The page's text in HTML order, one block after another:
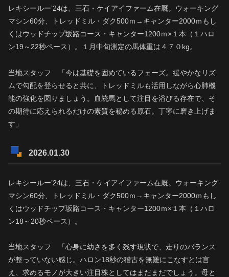
レキシールー’24は、三石・ケイアイファーム在厩。ウォーキング
マシン60分、トレッドミル・ダク500ｍ→キャンター2000ｍもし
くはウッドチップ坂路コース・キャンター1200ｍ×１本（１ハロ
ン19～22秒ペース）。１月中旬測定の馬体重は４７０kg。
当地スタッフ 「今は基礎を固めているフェーズ。緩やかなリズ
ムで勾配を登らせると共に、トレッドミルも活用しながら心肺機
能の強化を図りましょう。血統馬として注目を浴びる存在で、そ
の期待に応えられるだけの素質を秘める原石。丁寧に磨き上げま
す」
2026.01.30
レキシールー’24は、三石・ケイアイファーム在厩。ウォーキング
マシン60分、トレッドミル・ダク500ｍ→キャンター2000ｍもし
くはウッドチップ坂路コース・キャンター1200ｍ×１本（１ハロ
ン18～20秒ペース）。
当地スタッフ 「心身に幼さを多く残す現状で、走りのバランス
が整っていない感じ。ハロン18秒の稽古を無難にこなすとは言
え、求めるモノが大きい注目株としてはまだまだでしょう。母と